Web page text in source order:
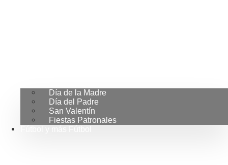
Día de la Madre
Día del Padre
San Valentín
Fiestas Patronales